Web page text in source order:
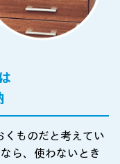
くものだと考えてい
ら、使わないとき